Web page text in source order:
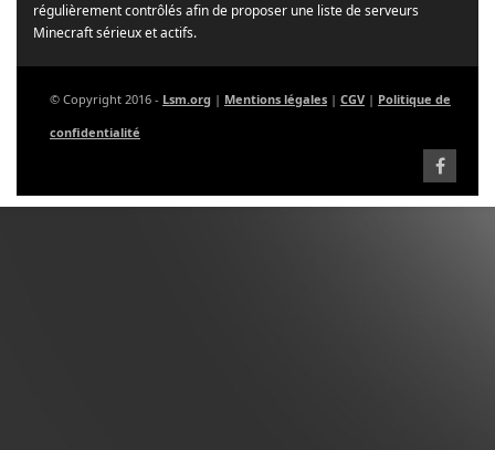
régulièrement contrôlés afin de proposer une liste de serveurs
Minecraft sérieux et actifs.
© Copyright 2016 - Lsm.org | Mentions légales | CGV | Politique de
confidentialité